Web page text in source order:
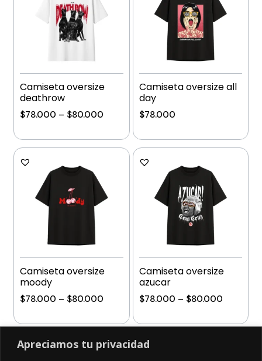
Apreciamos tu privacidad
Camiseta oversize
deathrow
$78.000 – $80.000
Camiseta oversize all
day
$78.000
Camiseta oversize
moody
$78.000 – $80.000
Camiseta oversize
azucar
$78.000 – $80.000